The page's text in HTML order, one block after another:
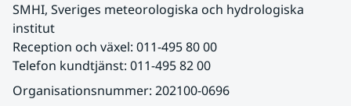
SMHI, Sveriges meteorologiska och hydrologiska
institut
Reception och växel: 011-495 80 00
Telefon kundtjänst: 011-495 82 00
Organisationsnummer: 202100-0696